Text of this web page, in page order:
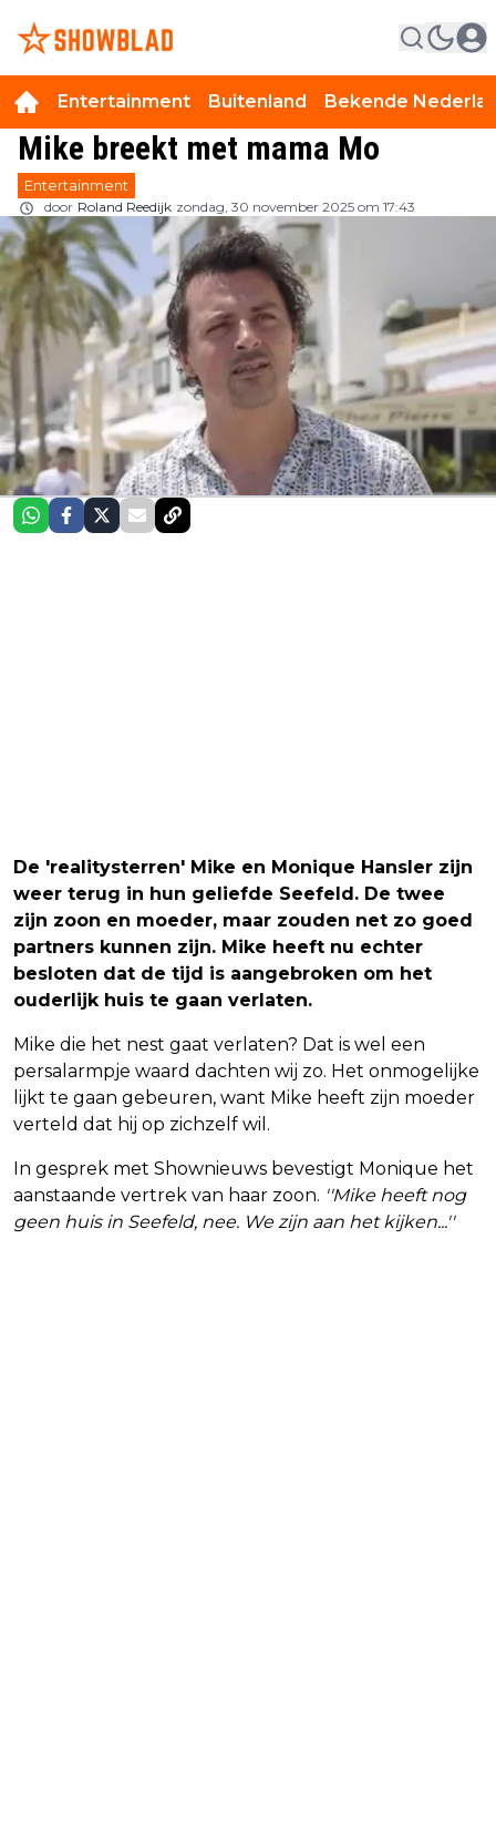
Entertainment Buitenland Bekende
Mike breekt met mama Mo
Entertainment
door Roland Reedijk zondag, 30 november 2025 om 17:43
De 'realitysterren' Mike en Monique Hansler zijn
weer terug in hun geliefde Seefeld. De twee
zijn zoon en moeder, maar zouden net zo goed
partners kunnen zijn. Mike heeft nu echter
besloten dat de tijd is aangebroken om het
ouderlijk huis te gaan verlaten.
Mike die het nest gaat verlaten? Dat is wel een
persalarmpje waard dachten wij zo. Het onmogelijke
lijkt te gaan gebeuren, want Mike heeft zijn moeder
verteld dat hij op zichzelf wil.
In gesprek met Shownieuws bevestigt Monique het
aanstaande vertrek van haar zoon. ''Mike heeft nog
geen huis in Seefeld, nee. We zijn aan het kijken...''